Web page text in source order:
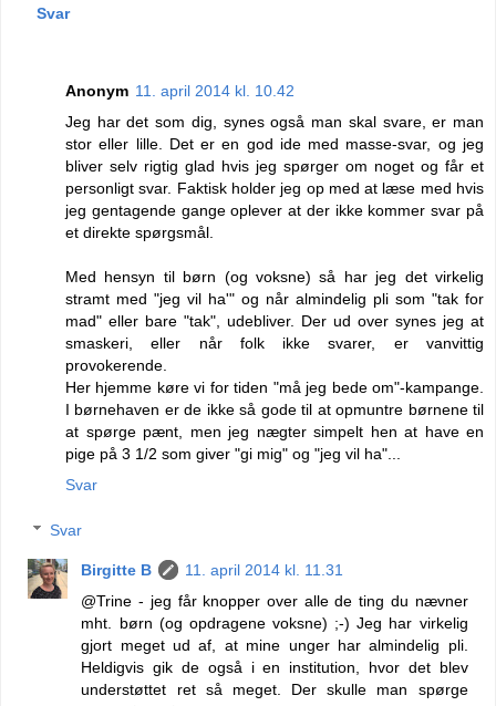
Svar
Anonym 11. april 2014 kl. 10.42
Jeg har det som dig, synes også man skal svare, er man
stor eller lille. Det er en god ide med masse-svar, og jeg
bliver selv rigtig glad hvis jeg spørger om noget og får et
personligt svar. Faktisk holder jeg op med at læse med hvis
jeg gentagende gange oplever at der ikke kommer svar på
et direkte spørgsmål.
Med hensyn til børn (og voksne) så har jeg det virkelig
stramt med "jeg vil ha'" og når almindelig pli som "tak for
mad" eller bare "tak", udebliver. Der ud over synes jeg at
smaskeri, eller når folk ikke svarer, er vanvittig
provokerende.
Her hjemme køre vi for tiden "må jeg bede om"-kampange.
I børnehaven er de ikke så gode til at opmuntre børnene til
at spørge pænt, men jeg nægter simpelt hen at have en
pige på 3 1/2 som giver "gi mig" og "jeg vil ha"...
Svar
Svar
Birgitte B
11. april 2014 kl. 11.31
@Trine - jeg får knopper over alle de ting du nævner
mht. børn (og opdragene voksne) ;-) Jeg har virkelig
gjort meget ud af, at mine unger har almindelig pli.
Heldigvis gik de også i en institution, hvor det blev
understøttet ret så meget. Der skulle man spørge